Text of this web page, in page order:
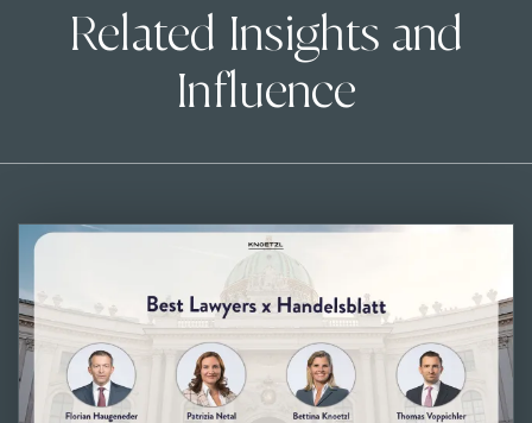
Related Insights and
Influence